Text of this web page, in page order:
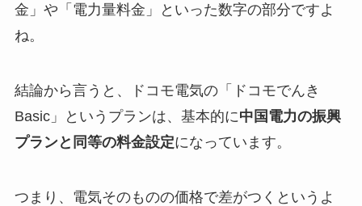
金」や「電力量料金」といった数字の部分ですよ
ね。
結論から言うと、ドコモ電気の「ドコモでんき
Basic」というプランは、基本的に中国電力の振興
プランと同等の料金設定になっています。
つまり、電気そのものの価格で差がつくというよ